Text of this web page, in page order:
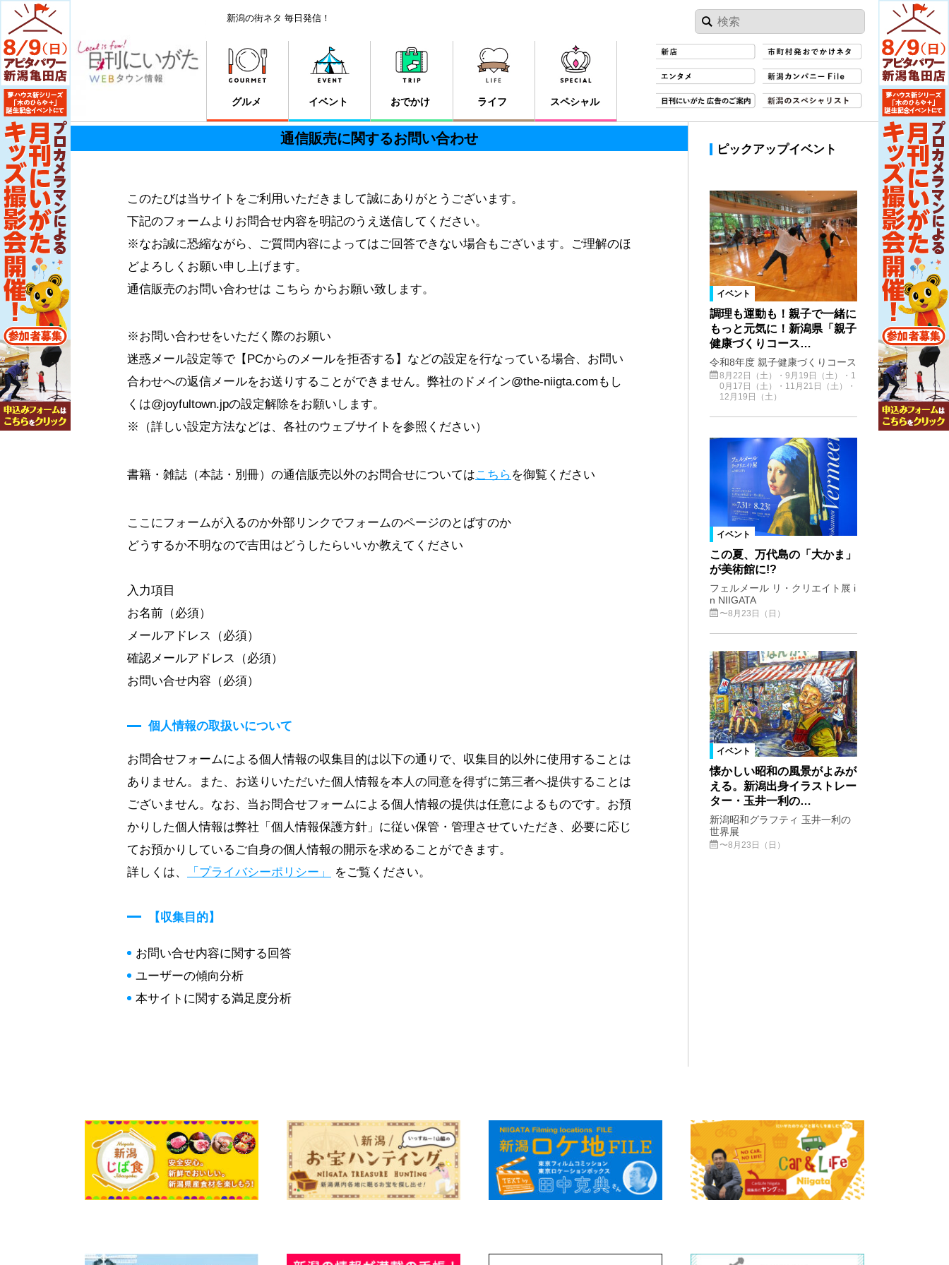
新潟の街ネタ 毎日発信！
グルメ イベント おでかけ ライフ スペシャル
通信販売に関するお問い合わせ
このたびは当サイトをご利用いただきまして誠にありがとうございます。
下記のフォームよりお問合せ内容を明記のうえ送信してください。
※なお誠に恐縮ながら、ご質問内容によってはご回答できない場合もございます。ご理解のほ
どよろしくお願い申し上げます。
通信販売のお問い合わせは こちら からお願い致します。
※お問い合わせをいただく際のお願い
迷惑メール設定等で【PCからのメールを拒否する】などの設定を行なっている場合、お問い
合わせへの返信メールをお送りすることができません。弊社のドメイン@the-niigta.comもし
くは@joyfultown.jpの設定解除をお願いします。
※（詳しい設定方法などは、各社のウェブサイトを参照ください）
書籍・雑誌（本誌・別冊）の通信販売以外のお問合せについてはこちら を御覧ください
ここにフォームが入るのか外部リンクでフォームのページのとばすのか
どうするか不明なので吉田はどうしたらいいか教えてください
入力項目
お名前（必須）
メールアドレス（必須）
確認メールアドレス（必須）
お問い合せ内容（必須）
個人情報の取扱いについて
お問合せフォームによる個人情報の収集目的は以下の通りで、収集目的以外に使用することは
ありません。また、お送りいただいた個人情報を本人の同意を得ずに第三者へ提供することは
ございません。なお、当お問合せフォームによる個人情報の提供は任意によるものです。お預
かりした個人情報は弊社「個人情報保護方針」に従い保管・管理させていただき、必要に応じ
てお預かりしているご自身の個人情報の開示を求めることができます。
詳しくは、
「プライバシーポリシー」 をご覧ください。
【収集目的】
お問い合せ内容に関する回答
ユーザーの傾向分析
本サイトに関する満足度分析
ピックアップイベント
イベント
調理も運動も！親子で一緒に
もっと元気に！新潟県「親子
健康づくりコース…
令和8年度 親子健康づくりコース
8月22日（土）・9月19日（土）・1
0月17日（土）・11月21日（土）・
12月19日（土）
イベント
この夏、万代島の「大かま」
が美術館に!?
フェルメール リ・クリエイト展 i
n NIIGATA
〜8月23日（日）
イベント
懐かしい昭和の風景がよみが
える。新潟出身イラストレー
ター・玉井一利の…
新潟昭和グラフティ 玉井一利の
世界展
〜8月23日（日）